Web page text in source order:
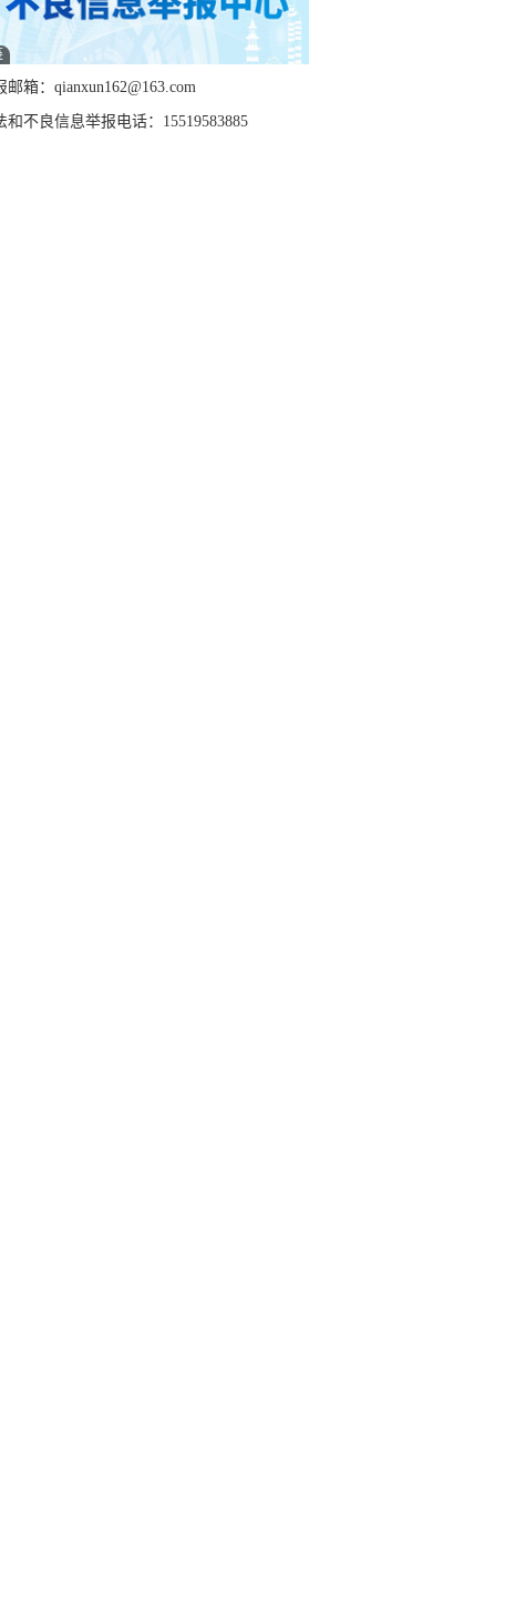
邮箱：qianxun162@163.com
和不良信息举报电话：15519583885